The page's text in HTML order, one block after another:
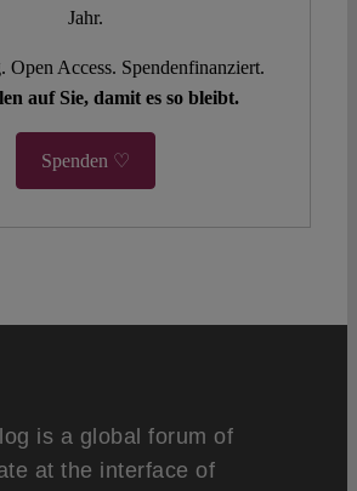
Jahr.
Open Access. Spendenfinanziert.
auf Sie, damit es so bleibt.
Spenden ♡
is a global forum of
at the interface of